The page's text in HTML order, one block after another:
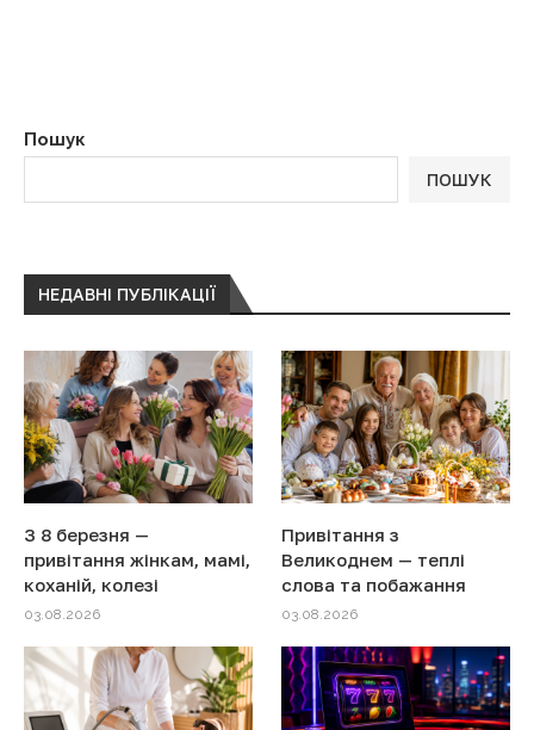
Пошук
ПОШУК
НЕДАВНІ ПУБЛІКАЦІЇ
З 8 березня —
привітання жінкам, мамі,
коханій, колезі
03.08.2026
Привітання з
Великоднем — теплі
слова та побажання
03.08.2026